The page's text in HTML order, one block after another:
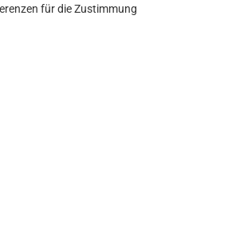
für die Zustimmung